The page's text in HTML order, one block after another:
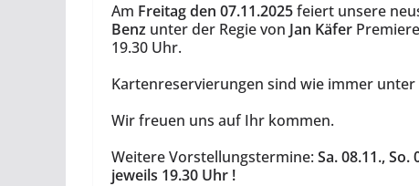
Am Freitag den 07.11.2025feiert unsere
Benz unter der Regie von Jan Käfer
19.30 Uhr.
Kartenreservierungen sind wie immer unter
Wir freuen uns auf Ihr kommen.
Weitere Vorstellungstermine: Sa. 08.11., So.
jeweils 19.30 Uhr !